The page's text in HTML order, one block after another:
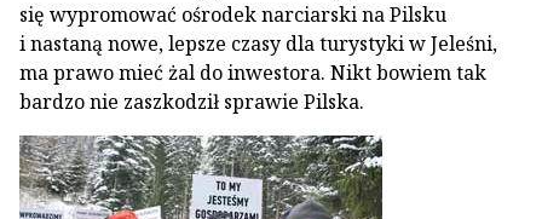
się wypromować ośrodek narciarski na Pilsku
i nastaną nowe, lepsze czasy dla turystyki w Jeleśni,
ma prawo mieć żal do inwestora. Nikt bowiem tak
bardzo nie zaszkodził sprawie Pilska.